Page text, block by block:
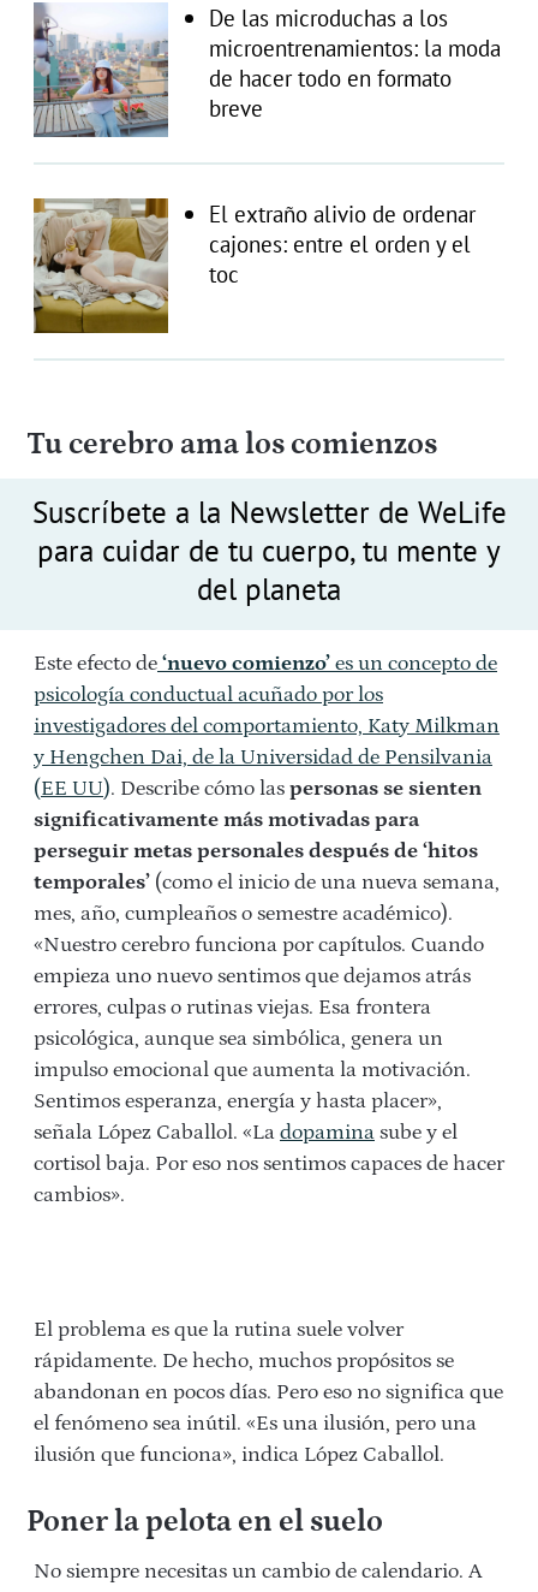
De las microduchas a los
microentrenamientos: la moda
de hacer todo en formato
breve
El extraño alivio de ordenar
cajones: entre el orden y el
toc
Tu cerebro ama los comienzos
Suscríbete a la Newsletter de WeLife
para cuidar de tu cuerpo, tu mente y
del planeta
Este efecto de ‘nuevo comienzo’ es un concepto de
psicología conductual acuñado por los
investigadores del comportamiento, Katy Milkman
y Hengchen Dai, de la Universidad de Pensilvania
(EE UU). Describe cómo las personas se sienten
significativamente más motivadas para
perseguir metas personales después de ‘hitos
temporales’ (como el inicio de una nueva semana,
mes, año, cumpleaños o semestre académico).
«Nuestro cerebro funciona por capítulos. Cuando
empieza uno nuevo sentimos que dejamos atrás
errores, culpas o rutinas viejas. Esa frontera
psicológica, aunque sea simbólica, genera un
impulso emocional que aumenta la motivación.
Sentimos esperanza, energía y hasta placer»,
señala López Caballol. «La dopamina sube y el
cortisol baja. Por eso nos sentimos capaces de hacer
cambios».
El problema es que la rutina suele volver
rápidamente. De hecho, muchos propósitos se
abandonan en pocos días. Pero eso no significa que
el fenómeno sea inútil. «Es una ilusión, pero una
ilusión que funciona», indica López Caballol.
Poner la pelota en el suelo
No siempre necesitas un cambio de calendario. A